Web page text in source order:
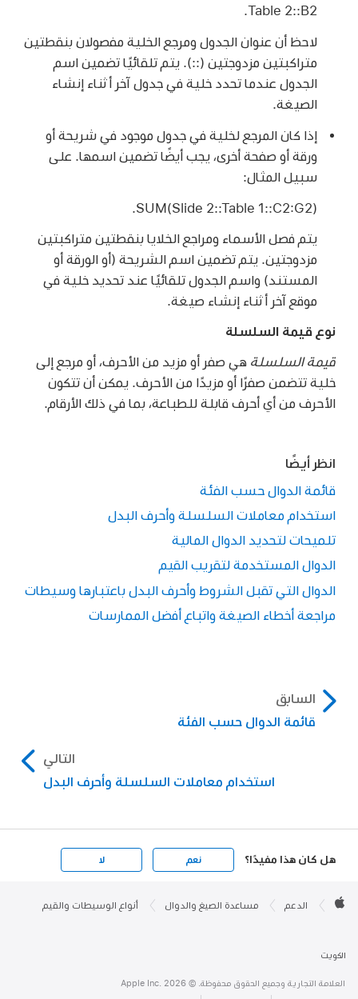
‎Table 2::B2‎.
لاحظ أن عنوان الجدول ومرجع الخلية مفصولان بنقطتين
متراكبتين مزدوجتين (::). يتم تلقائيًا تضمين اسم
الجدول عندما تحدد خلية في جدول آخر أثناء إنشاء
الصيغة.
إذا كان المرجع لخلية في جدول موجود في شريحة أو
ورقة أو صفحة أخرى، يجب أيضًا تضمين اسمها. على
سبيل المثال:
‎SUM(Slide 2::Table 1::C2:G2)‎.
يتم فصل الأسماء ومراجع الخلايا بنقطتين متراكبتين
مزدوجتين. يتم تضمين اسم الشريحة (أو الورقة أو
المستند) واسم الجدول تلقائيًا عند تحديد خلية في
موقع آخر أثناء إنشاء صيغة.
نوع قيمة السلسلة
قيمة السلسلة هي صفر أو مزيد من الأحرف، أو مرجع إلى
خلية تتضمن صفرًا أو مزيدًا من الأحرف. يمكن أن تتكون
الأحرف من أي أحرف قابلة للطباعة، بما في ذلك الأرقام.
انظر أيضًا
قائمة الدوال حسب الفئة
استخدام معاملات السلسلة وأحرف البدل
تلميحات لتحديد الدوال المالية
الدوال المستخدمة لتقريب القيم
الدوال التي تقبل الشروط وأحرف البدل باعتبارها وسيطات
مراجعة أخطاء الصيغة واتباع أفضل الممارسات
السابق
قائمة الدوال حسب الفئة
التالي
استخدام معاملات السلسلة وأحرف البدل
هل كان هذا مفيدًا؟ نعم لا
Footer

الدعم مساعدة الصيغ والدوال أنواع الوسيطات والقيم
الكويت
العلامة التجارية وجميع الحقوق محفوظة. © 2026 ‏.Apple Inc